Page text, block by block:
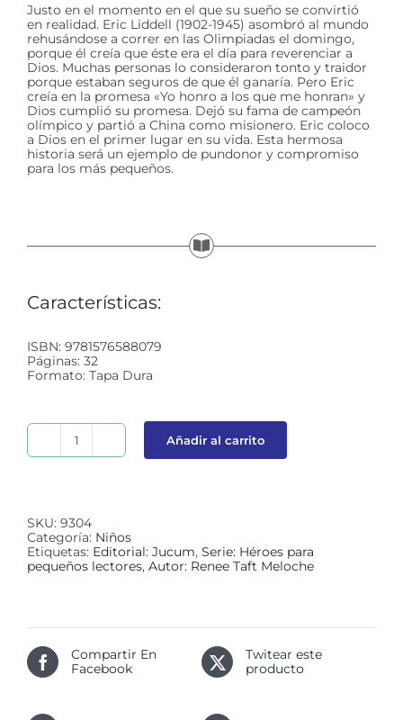
Justo en el momento en el que su sueño se convirtió
en realidad. Eric Liddell (1902-1945) asombró al mundo
rehusándose a correr en las Olimpiadas el domingo,
porque él creía que éste era el día para reverenciar a
Dios. Muchas personas lo consideraron tonto y traidor
porque estaban seguros de que él ganaría. Pero Eric
creía en la promesa «Yo honro a los que me honran» y
Dios cumplió su promesa. Dejó su fama de campeón
olímpico y partió a China como misionero. Eric coloco
a Dios en el primer lugar en su vida. Esta hermosa
historia será un ejemplo de pundonor y compromiso
para los más pequeños.
Características:
ISBN: 9781576588079
Páginas: 32
Formato: Tapa Dura
Eric
Liddell:
cantidad
Añadir al carrito
SKU: 9304
Categoría: Niños
Etiquetas: Editorial: Jucum, Serie: Héroes para
pequeños lectores, Autor: Renee Taft Meloche
Compartir En
Facebook
Twitear este
producto